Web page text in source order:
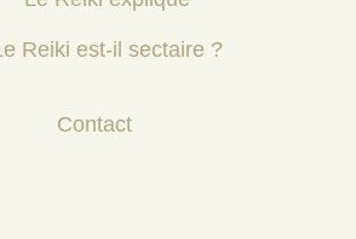
Reiki est-il sectaire ?
Contact